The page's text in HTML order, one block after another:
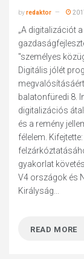
byredaktor
„A digitalizációt
"személyes
Digitális jólét
balatonfüredi 8.
digitalizációs
és a remény
félelem.
gyakorlat
V4 országok és
Királyság...
READ MORE